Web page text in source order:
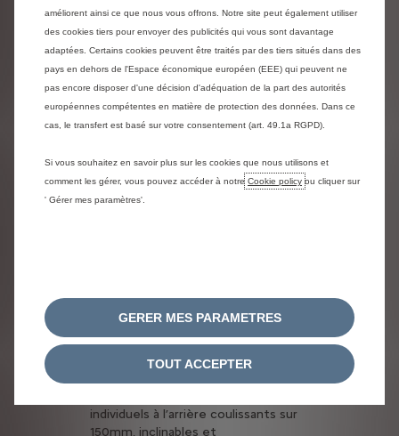
pouvez également choisir parmi un
choix de jantes pour compléter le
look de votre SUV.
Dans l’habitacle, vous avez le choix
entre plusieurs ambiances et tissus
soit en noir, gris ou beige, pour un
Dimensions de suv
Citroën c5 aircross &
Hybride allient confort et
modularité. Leurs habitacles sont
aussi spacieux que fonctionnels,
individuels à l’arrière coulissants sur
150mm, inclinables et
améliorent ainsi ce que nous vous offrons. Notre site peut également utiliser
des cookies tiers pour envoyer des publicités qui vous sont davantage
adaptées. Certains cookies peuvent être traités par des tiers situés dans des
pays en dehors de l'Espace économique européen (EEE) qui peuvent ne
pas encore disposer d'une décision d'adéquation de la part des autorités
européennes compétentes en matière de protection des données. Dans ce
cas, le transfert est basé sur votre consentement (art. 49.1a RGPD).
Si vous souhaitez en savoir plus sur les cookies que nous utilisons et
comment les gérer, vous pouvez accéder à notre Cookie policy ou cliquer sur
' Gérer mes paramètres'.
GERER MES PARAMETRES
TOUT ACCEPTER